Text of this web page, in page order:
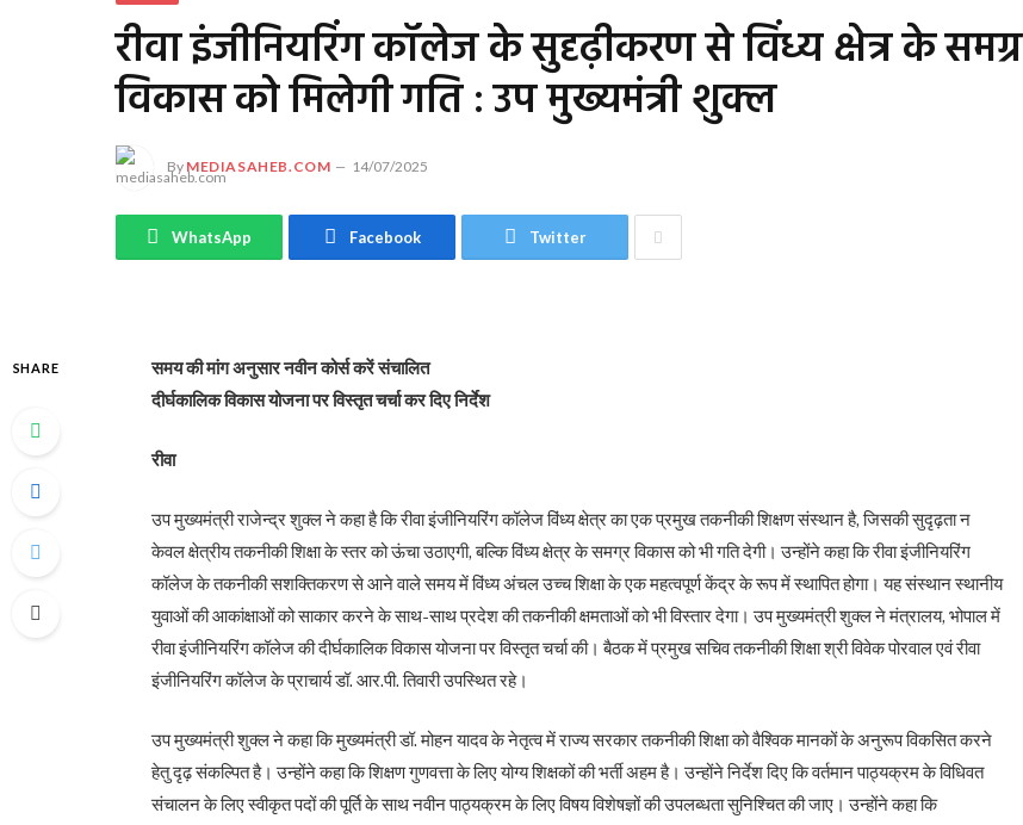
रीवा इंजीनियरिंग कॉलेज के सुदृढ़ीकरण से विंध्य क्षेत्र के समग्र
विकास को मिलेगी गति : उप मुख्यमंत्री शुक्ल
By MEDIASAHEB.COM 14/07/2025
WhatsApp Facebook Twitter
SHARE
समय की मांग अनुसार नवीन कोर्स करें संचालित
दीर्घकालिक विकास योजना पर विस्तृत चर्चा कर दिए निर्देश
रीवा
उप मुख्यमंत्री राजेन्द्र शुक्ल ने कहा है कि रीवा इंजीनियरिंग कॉलेज विंध्य क्षेत्र का एक प्रमुख तकनीकी शिक्षण संस्थान है, जिसकी सुदृढ़ता न
केवल क्षेत्रीय तकनीकी शिक्षा के स्तर को ऊंचा उठाएगी, बल्कि विंध्य क्षेत्र के समग्र विकास को भी गति देगी। उन्होंने कहा कि रीवा इंजीनियरिंग
कॉलेज के तकनीकी सशक्तिकरण से आने वाले समय में विंध्य अंचल उच्च शिक्षा के एक महत्वपूर्ण केंद्र के रूप में स्थापित होगा। यह संस्थान स्थानीय
युवाओं की आकांक्षाओं को साकार करने के साथ-साथ प्रदेश की तकनीकी क्षमताओं को भी विस्तार देगा। उप मुख्यमंत्री शुक्ल ने मंत्रालय, भोपाल में
रीवा इंजीनियरिंग कॉलेज की दीर्घकालिक विकास योजना पर विस्तृत चर्चा की। बैठक में प्रमुख सचिव तकनीकी शिक्षा श्री विवेक पोरवाल एवं रीवा
इंजीनियरिंग कॉलेज के प्राचार्य डॉ. आर.पी. तिवारी उपस्थित रहे।
उप मुख्यमंत्री शुक्ल ने कहा कि मुख्यमंत्री डॉ. मोहन यादव के नेतृत्व में राज्य सरकार तकनीकी शिक्षा को वैश्विक मानकों के अनुरूप विकसित करने
हेतु दृढ़ संकल्पित है। उन्होंने कहा कि शिक्षण गुणवत्ता के लिए योग्य शिक्षकों की भर्ती अहम है। उन्होंने निर्देश दिए कि वर्तमान पाठ्यक्रम के विधिवत
संचालन के लिए स्वीकृत पदों की पूर्ति के साथ नवीन पाठ्यक्रम के लिए विषय विशेषज्ञों की उपलब्धता सुनिश्चित की जाए। उन्होंने कहा कि